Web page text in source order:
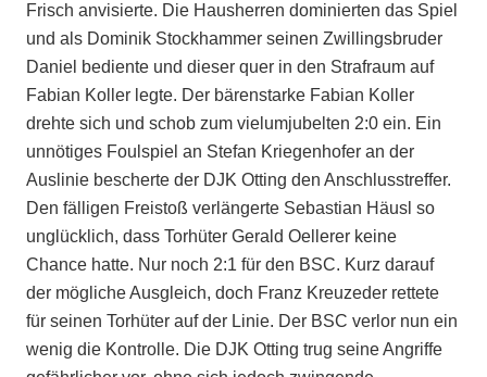
Frisch anvisierte. Die Hausherren dominierten das Spiel
und als Dominik Stockhammer seinen Zwillingsbruder
Daniel bediente und dieser quer in den Strafraum auf
Fabian Koller legte. Der bärenstarke Fabian Koller
drehte sich und schob zum vielumjubelten 2:0 ein. Ein
unnötiges Foulspiel an Stefan Kriegenhofer an der
Auslinie bescherte der DJK Otting den Anschlusstreffer.
Den fälligen Freistoß verlängerte Sebastian Häusl so
unglücklich, dass Torhüter Gerald Oellerer keine
Chance hatte. Nur noch 2:1 für den BSC. Kurz darauf
der mögliche Ausgleich, doch Franz Kreuzeder rettete
für seinen Torhüter auf der Linie. Der BSC verlor nun ein
wenig die Kontrolle. Die DJK Otting trug seine Angriffe